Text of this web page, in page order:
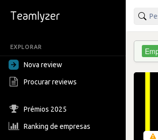
EXPLORAR
Nova review
Procurar reviews
Prémios 2025
Ranking de empresas